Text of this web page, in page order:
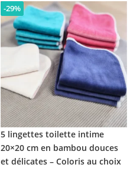
-29%
5 lingettes toilette intime
20×20 cm en bambou douces
et délicates – Coloris au choix